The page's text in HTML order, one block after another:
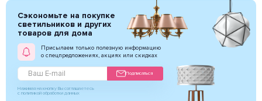
Сэкономьте на покупке
светильников и других
товаров для дома
Присылаем только полезную информацию
о спецпредложениях, акциях или скидках
Подписаться
Нажимая на кнопку Вы соглашаетесь
с политикой обработки данных